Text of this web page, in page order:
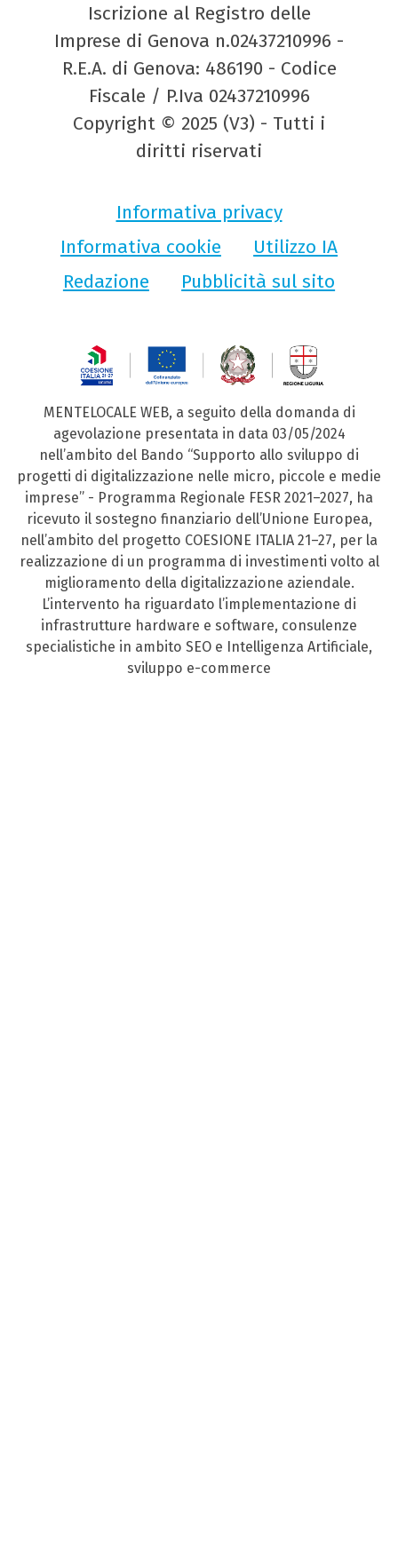
Iscrizione al Registro delle
Imprese di Genova n.02437210996 -
R.E.A. di Genova: 486190 - Codice
Fiscale / P.Iva 02437210996
Copyright © 2025 (V3) - Tutti i
diritti riservati
Informativa privacy
Informativa cookie
Utilizzo IA
Redazione
Pubblicità sul sito
MENTELOCALE WEB, a seguito della domanda di
agevolazione presentata in data 03/05/2024
nell’ambito del Bando “Supporto allo sviluppo di
progetti di digitalizzazione nelle micro, piccole e medie
imprese” - Programma Regionale FESR 2021–2027, ha
ricevuto il sostegno finanziario dell’Unione Europea,
nell’ambito del progetto COESIONE ITALIA 21–27, per la
realizzazione di un programma di investimenti volto al
miglioramento della digitalizzazione aziendale.
L’intervento ha riguardato l’implementazione di
infrastrutture hardware e software, consulenze
specialistiche in ambito SEO e Intelligenza Artificiale,
sviluppo e-commerce